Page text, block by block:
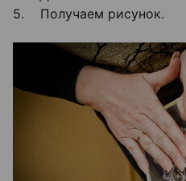
5. Получаем рисунок.